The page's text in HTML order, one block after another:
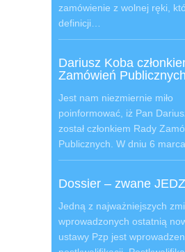
zamówienie z wolnej ręki,
definicji…
Dariusz Koba
Zamówień Publicznych
Jest nam niezmiernie miło
poinformować, iż Pan
został członkiem Rady
Publicznych. W dniu 6
Dossier – zwane JEDZ
Jedną z najważniejszych
wprowadzonych ostatnią
ustawy Pzp jest